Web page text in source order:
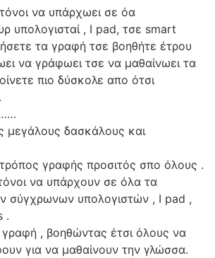
να υπάρχωει σε όα
υπολογισταί , I pad, τσε smart
τα γραφή τσε βοηθήτε έτρου
να γράφωει τσε να μαθαίνωει τα
πιο δύσκολε απο ότσι
μεγάλους δασκάλους και
γραφής προσιτός σπο όλους .
να υπάρχουν σε όλα τα
σύγχρωνων υπολογιστών , I pad ,
.
, βοηθώντας έτσι όλους να
για να μαθαίνουν την γλώσσα.